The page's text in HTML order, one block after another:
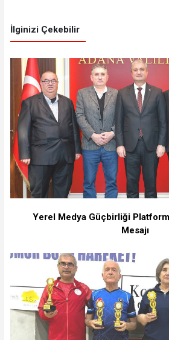
İlginizi Çekebilir
Yerel Medya Güçbirliği
Mesajı